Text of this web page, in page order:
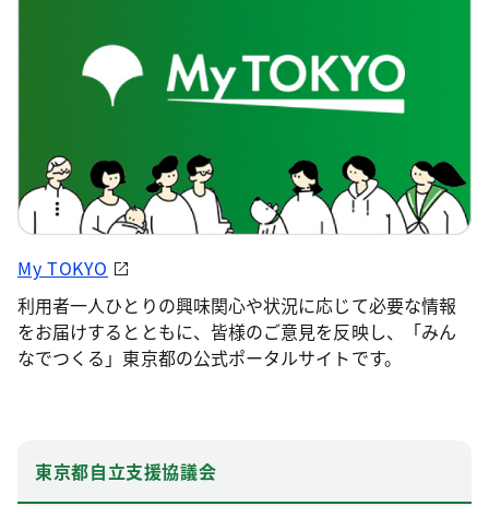
My TOKYO
利用者一人ひとりの興味関心や状況に応じて必要な情報
をお届けするとともに、皆様のご意見を反映し、「みん
なでつくる」東京都の公式ポータルサイトです。
東京都自立支援協議会